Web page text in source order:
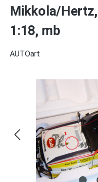
Mikkola/
1:18, mb
AUTOart